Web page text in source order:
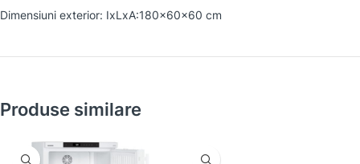
Dimensiuni exterior: IxLxA:180x60x60 cm
Produse similare